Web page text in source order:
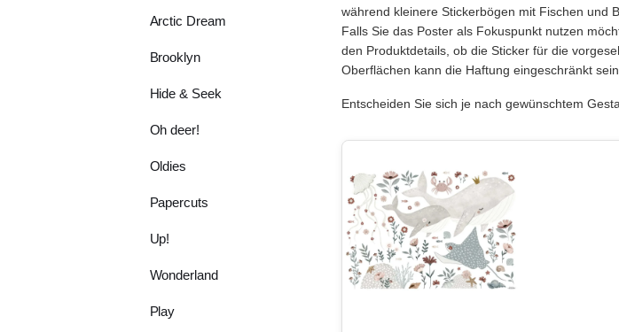
Arctic Dream
Brooklyn
Hide & Seek
Oh deer!
Oldies
Papercuts
Up!
Wonderland
Play
während kleinere Stickerbögen mit Fischen und
Falls Sie das Poster als Fokuspunkt nutzen
den Produktdetails, ob die Sticker für die
Oberflächen kann die Haftung eingeschränkt sein.
Entscheiden Sie sich je nach gewünschtem